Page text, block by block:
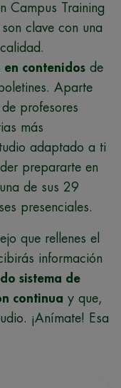
Campus Training
clave con una
contenidos de
Aparte
profesores
más
adaptado a ti
prepararte en
de sus 29
presenciales.
que rellenes el
información
sistema de
continua y que,
¡Anímate! Esa